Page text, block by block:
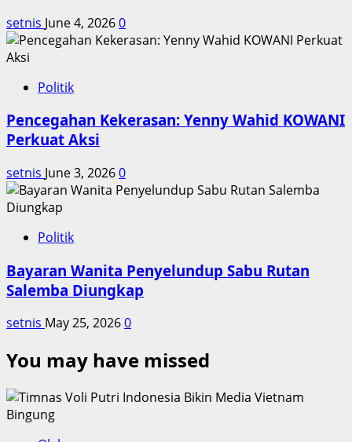
setnis June 4, 20260
Politik
Pencegahan Kekerasan: Yenny Wahid KOWANI
Perkuat Aksi
setnis June 3, 20260
Politik
Bayaran Wanita Penyelundup Sabu Rutan
Salemba Diungkap
setnis May 25, 20260
You may have missed